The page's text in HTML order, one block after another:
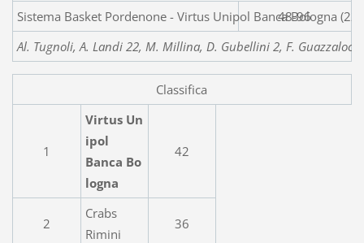
Sistema Basket Pordenone - Virtus Unipol Banca Bologna
48-96
Al. Tugnoli, A. Landi 22, M. Millina, D. Gubellini 2, F.
Classifica
1
Virtus Un
ipol
Banca Bo
logna
42
2
Crabs
Rimini
36